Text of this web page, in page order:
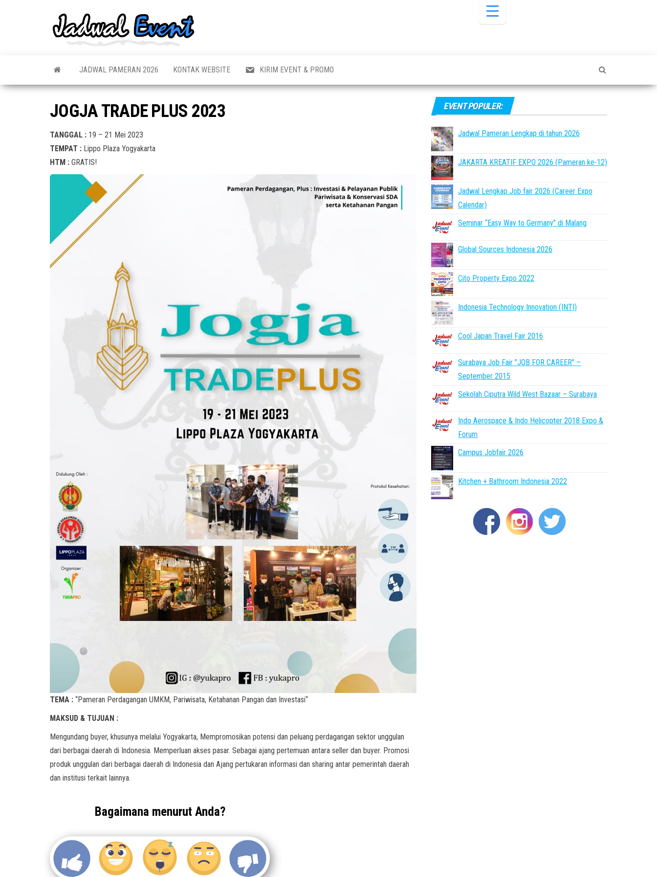
Pameran,
Acara &
Terbaru
Seminar,
Bazaar,
Job Fair,
Lomba dll.
JADWAL PAMERAN 2026 KONTAK WEBSITE KIRIM EVENT & PROMO
JOGJA TRADE PLUS 2023
TANGGAL : 19 – 21 Mei 2023
TEMPAT : Lippo Plaza Yogyakarta
HTM : GRATIS!
TEMA : “Pameran Perdagangan UMKM, Pariwisata, Ketahanan Pangan dan Investasi“
MAKSUD & TUJUAN :
Mengundang buyer, khusunya melalui Yogyakarta, Mempromosikan potensi dan peluang perdagangan sektor unggulan
dari berbagai daerah di Indonesia. Memperluan akses pasar. Sebagai ajang pertemuan antara seller dan buyer. Promosi
produk unggulan dari berbagai daerah di Indonesia dan Ajang pertukaran informasi dan sharing antar pemerintah daerah
dan institusi terkait lainnya.
Bagaimana menurut Anda?
EVENT POPULER:
Jadwal Pameran Lengkap di tahun 2026
JAKARTA KREATIF EXPO 2026 (Pameran ke-12)
Jadwal Lengkap Job fair 2026 (Career Expo
Calendar)
Seminar “Easy Way to Germany” di Malang
Global Sources Indonesia 2026
Cito Property Expo 2022
Indonesia Technology Innovation (INTI)
Cool Japan Travel Fair 2016
Surabaya Job Fair ”JOB FOR CAREER” –
September 2015
Sekolah Ciputra Wild West Bazaar – Surabaya
Indo Aerospace & Indo Helicopter 2018 Expo &
Forum
Campus Jobfair 2026
Kitchen + Bathroom Indonesia 2022